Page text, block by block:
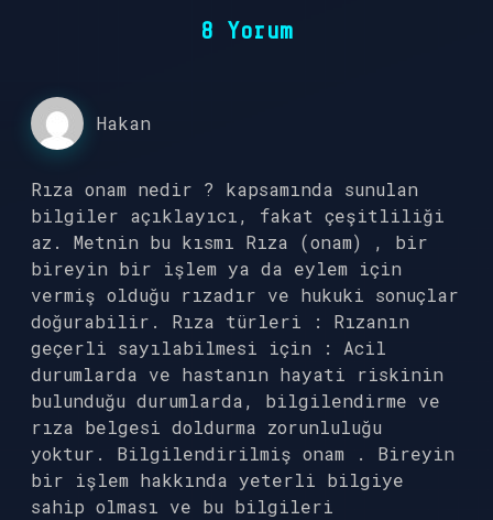
8 Yorum
Hakan
Rıza onam nedir ? kapsamında sunulan
bilgiler açıklayıcı, fakat çeşitliliği
az. Metnin bu kısmı Rıza (onam) , bir
bireyin bir işlem ya da eylem için
vermiş olduğu rızadır ve hukuki sonuçlar
doğurabilir. Rıza türleri : Rızanın
geçerli sayılabilmesi için : Acil
durumlarda ve hastanın hayati riskinin
bulunduğu durumlarda, bilgilendirme ve
rıza belgesi doldurma zorunluluğu
yoktur. Bilgilendirilmiş onam . Bireyin
bir işlem hakkında yeterli bilgiye
sahip olması ve bu bilgileri